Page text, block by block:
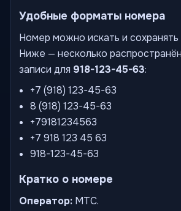
Удобные форматы номера
Номер можно искать и
Ниже — несколько
записи для 918-123-45-63:
+7 (918) 123-45-63
8 (918) 123-45-63
+79181234563
+7 918 123 45 63
918-123-45-63
Кратко о номере
Оператор: МТС.